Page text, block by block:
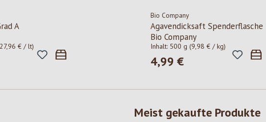
A
€ / lt)
Bio Company
Agavendicksaft Spenderflasche
Bio Company
Inhalt: 500 g (9,98 € / kg)
Regulärer Preis:
4,99 €
Meist gekaufte Produkte